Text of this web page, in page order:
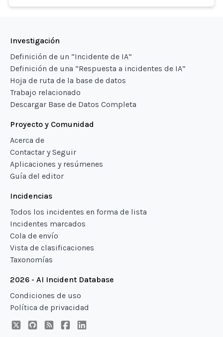
Investigación
Definición de un “Incidente de IA”
Definición de una “Respuesta a incidentes de IA”
Hoja de ruta de la base de datos
Trabajo relacionado
Descargar Base de Datos Completa
Proyecto y Comunidad
Acerca de
Contactar y Seguir
Aplicaciones y resúmenes
Guía del editor
Incidencias
Todos los incidentes en forma de lista
Incidentes marcados
Cola de envío
Vista de clasificaciones
Taxonomías
2026 - AI Incident Database
Condiciones de uso
Política de privacidad